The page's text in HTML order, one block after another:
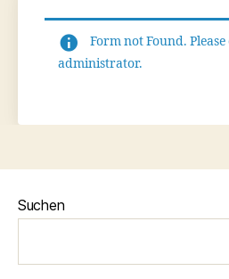
Form not Found.
administrator.
Suchen